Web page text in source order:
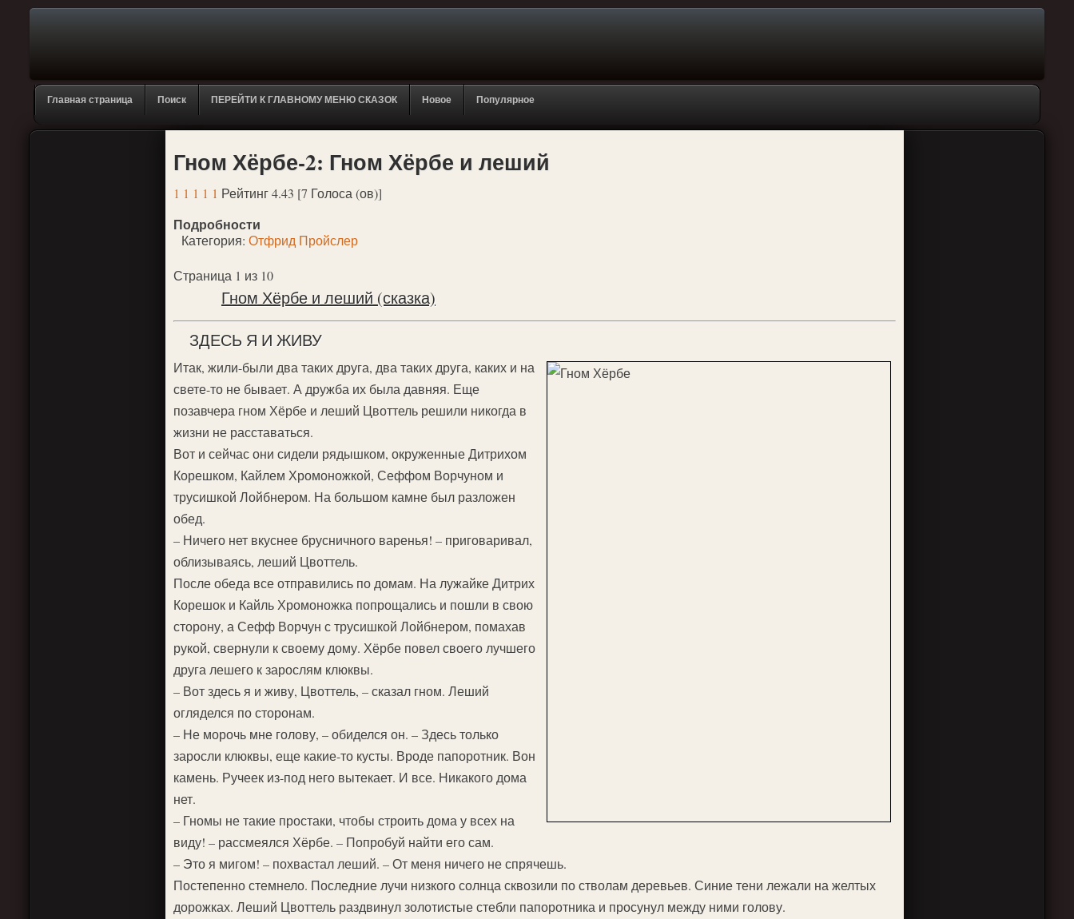
Главная страница Поиск ПЕРЕЙТИ К ГЛАВНОМУ МЕНЮ СКАЗОК Новое Популярное
Гном Хёрбе-2: Гном Хёрбе и леший
1 1 1 1 1 Рейтинг 4.43 [7 Голоса (ов)]
Подробности
Категория: Отфрид Пройслер
Страница 1 из 10
Гном Хёрбе и леший (сказка)
ЗДЕСЬ Я И ЖИВУ
Итак, жили-были два таких друга, два таких друга, каких и на
свете-то не бывает. А дружба их была давняя. Еще
позавчера гном Хёрбе и леший Цвоттель решили никогда в
жизни не расставаться.
Вот и сейчас они сидели рядышком, окруженные Дитрихом
Корешком, Кайлем Хромоножкой, Сеффом Ворчуном и
трусишкой Лойбнером. На большом камне был разложен
обед.
– Ничего нет вкуснее брусничного варенья! – приговаривал,
облизываясь, леший Цвоттель.
После обеда все отправились по домам. На лужайке Дитрих
Корешок и Кайль Хромоножка попрощались и пошли в свою
сторону, а Сефф Ворчун с трусишкой Лойбнером, помахав
рукой, свернули к своему дому. Хёрбе повел своего лучшего
друга лешего к зарослям клюквы.
– Вот здесь я и живу, Цвоттель, – сказал гном. Леший
огляделся по сторонам.
– Не морочь мне голову, – обиделся он. – Здесь только
заросли клюквы, еще какие-то кусты. Вроде папоротник. Вон
камень. Ручеек из-под него вытекает. И все. Никакого дома
нет.
– Гномы не такие простаки, чтобы строить дома у всех на
виду! – рассмеялся Хёрбе. – Попробуй найти его сам.
– Это я мигом! – похвастал леший. – От меня ничего не спрячешь.
Постепенно стемнело. Последние лучи низкого солнца сквозили по стволам деревьев. Синие тени лежали на желтых
дорожках. Леший Цвоттель раздвинул золотистые стебли папоротника и просунул между ними голову.